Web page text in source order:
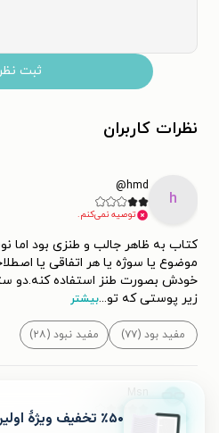
ثبت نظر
نظرات کاربران
h
hmd@
توصیه نمی‌کنم.
کتاب به ظاهر جالب و طنزی بود اما
موضوع یا سوژه یا هر اتفاقی یا
خودش بصورت طنز استفاده کنه.دو
زیر پوستی که تو...بیشتر
مفید بود (۷۷) مفید نبود (۲۸)
توصیه می‌کنم.
٪۵۰ تخفیف ویژۀ اولین خرید